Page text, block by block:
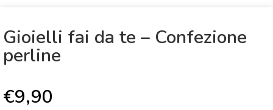
Gioielli fai da te – Confezione
perline
€9,90